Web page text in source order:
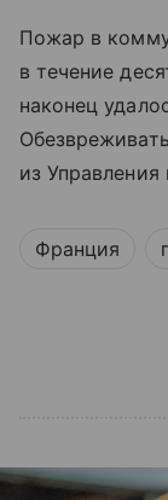
Пожар в
в течение
наконец
из
Франция